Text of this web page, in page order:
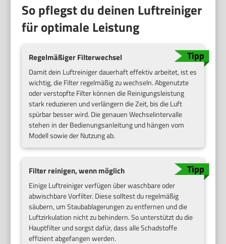
So pflegst du deinen Luftreiniger
für optimale Leistung
Regelmäßiger Filterwechsel
Damit dein Luftreiniger dauerhaft effektiv arbeitet, ist es
wichtig, die Filter regelmäßig zu wechseln. Abgenutzte
oder verstopfte Filter können die Reinigungsleistung
stark reduzieren und verlängern die Zeit, bis die Luft
spürbar besser wird. Die genauen Wechselintervalle
stehen in der Bedienungsanleitung und hängen vom
Modell sowie der Nutzung ab.
Filter reinigen, wenn möglich
Einige Luftreiniger verfügen über waschbare oder
abwischbare Vorfilter. Diese solltest du regelmäßig
säubern, um Staubablagerungen zu entfernen und die
Luftzirkulation nicht zu behindern. So unterstützt du die
Hauptfilter und sorgst dafür, dass alle Schadstoffe
effizient abgefangen werden.